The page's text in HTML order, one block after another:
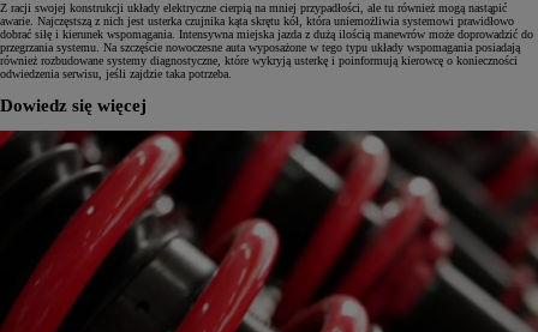
Z racji swojej konstrukcji układy elektryczne cierpią na mniej przypadłości, ale tu również mogą nastąpić
awarie. Najczęstszą z nich jest usterka czujnika kąta skrętu kół, która uniemożliwia systemowi prawidłowo
dobrać siłę i kierunek wspomagania. Intensywna miejska jazda z dużą ilością manewrów może doprowadzić do
przegrzania systemu. Na szczęście nowoczesne auta wyposażone w tego typu układy wspomagania posiadają
również rozbudowane systemy diagnostyczne, które wykryją usterkę i poinformują kierowcę o konieczności
odwiedzenia serwisu, jeśli zajdzie taka potrzeba.
Dowiedz się więcej